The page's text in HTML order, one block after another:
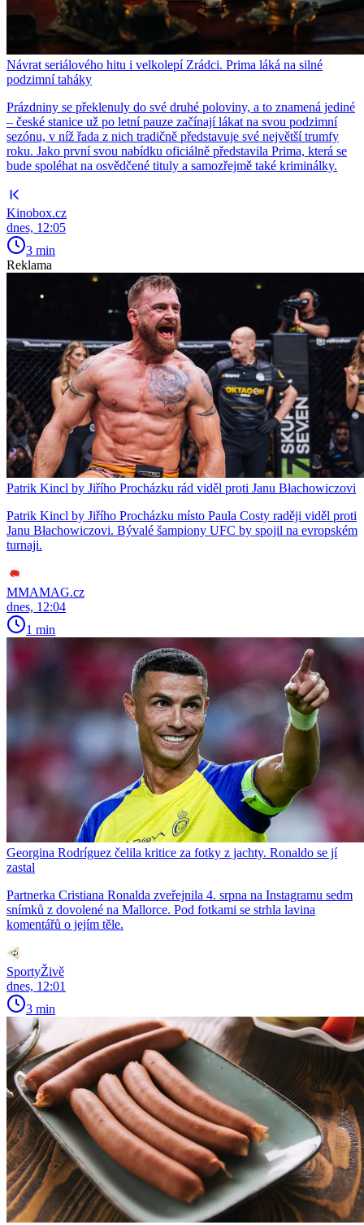
Návrat seriálového hitu i velkolepí Zrádci. Prima láká na silné
podzimní taháky
Prázdniny se překlenuly do své druhé poloviny, a to znamená jediné
– české stanice už po letní pauze začínají lákat na svou podzimní
sezónu, v níž řada z nich tradičně představuje své největší trumfy
roku. Jako první svou nabídku oficiálně představila Prima, která se
bude spoléhat na osvědčené tituly a samozřejmě také kriminálky.
Kinobox.cz
dnes, 12:05
3 min
Reklama
Patrik Kincl by Jiřího Procházku rád viděl proti Janu Błachowiczovi
Patrik Kincl by Jiřího Procházku místo Paula Costy raději viděl proti
Janu Błachowiczovi. Bývalé šampiony UFC by spojil na evropském
turnaji.
MMAMAG.cz
dnes, 12:04
1 min
Georgina Rodríguez čelila kritice za fotky z jachty. Ronaldo se jí
zastal
Partnerka Cristiana Ronalda zveřejnila 4. srpna na Instagramu sedm
snímků z dovolené na Mallorce. Pod fotkami se strhla lavina
komentářů o jejím těle.
SportyŽivě
dnes, 12:01
3 min